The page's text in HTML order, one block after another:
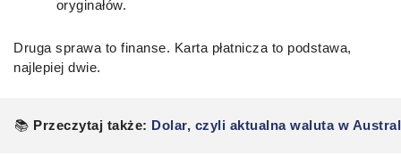
oryginałów.
Druga sprawa to finanse. Karta płatnicza to podstawa,
najlepiej dwie.
📚 Przeczytaj także: Dolar, czyli aktualna waluta w